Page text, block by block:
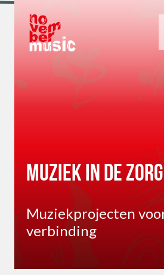
Muziek in de zorg
Muziekprojecten
verbinding